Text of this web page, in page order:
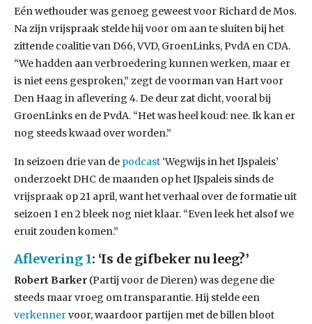
Eén wethouder was genoeg geweest voor Richard de Mos.
Na zijn vrijspraak stelde hij voor om aan te sluiten bij het
zittende coalitie van D66, VVD, GroenLinks, PvdA en CDA.
“We hadden aan verbroedering kunnen werken, maar er
is niet eens gesproken,” zegt de voorman van Hart voor
Den Haag in aflevering 4. De deur zat dicht, vooral bij
GroenLinks en de PvdA. “Het was heel koud: nee. Ik kan er
nog steeds kwaad over worden.”
In seizoen drie van de podcast ‘Wegwijs in het IJspaleis’
onderzoekt DHC de maanden op het IJspaleis sinds de
vrijspraak op 21 april, want het verhaal over de formatie uit
seizoen 1 en 2 bleek nog niet klaar. “Even leek het alsof we
eruit zouden komen.”
Aflevering 1: ‘Is de gifbeker nu leeg?’
Robert Barker (Partij voor de Dieren) was degene die
steeds maar vroeg om transparantie. Hij stelde een
verkennervoor, waardoor partijen met de billen bloot